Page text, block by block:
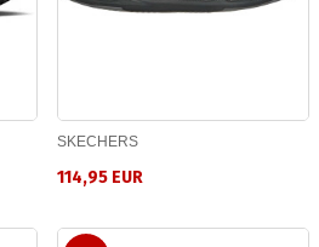
SKECHERS
114,95 EUR